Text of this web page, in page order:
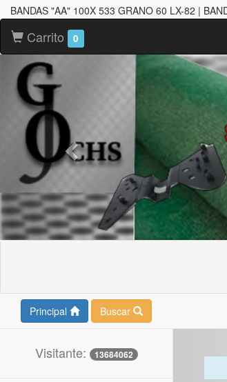
BANDAS "AA" 100X 533 GRANO 60 LX-82 |
Carrito 0
Principal Buscar
Visitante: 13684062